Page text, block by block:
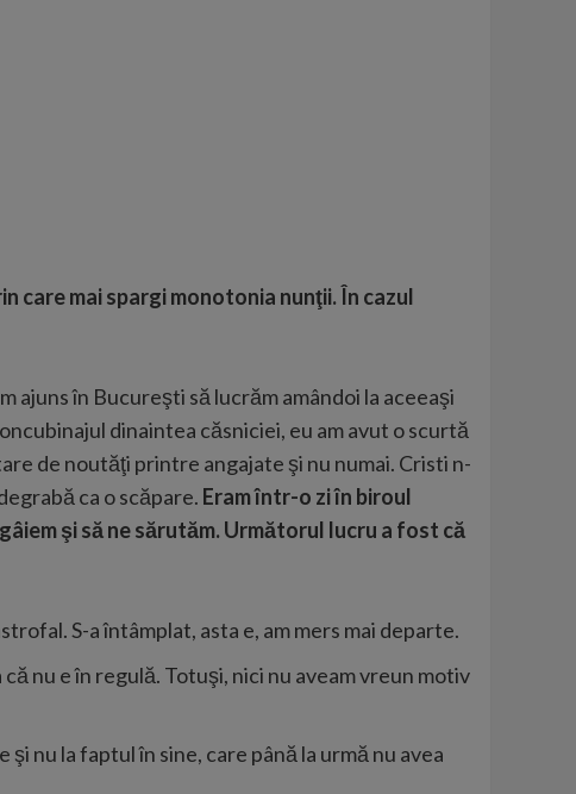
care mai spargi monotonia nunţii. În cazul
ajuns în Bucureşti să lucrăm amândoi la aceeaşi
dinaintea căsniciei, eu am avut o scurtă
de noutăţi printre angajate şi nu numai. Cristi n-
ca o scăpare. Eram într-o zi în biroul
şi să ne sărutăm. Următorul lucru a fost că
S-a întâmplat, asta e, am mers mai departe.
nu e în regulă. Totuşi, nici nu aveam vreun motiv
nu la faptul în sine, care până la urmă nu avea